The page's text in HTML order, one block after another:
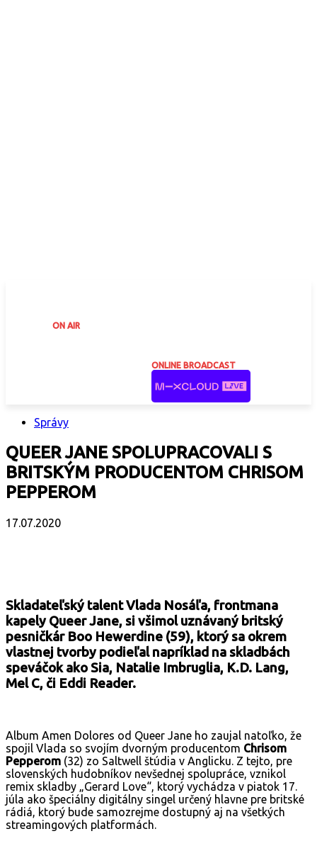
ON AIR
ONLINE BROADCAST
Správy
QUEER JANE SPOLUPRACOVALI S
BRITSKÝM PRODUCENTOM CHRISOM
PEPPEROM
17.07.2020
Skladateľský talent Vlada Nosáľa, frontmana
kapely Queer Jane, si všimol uznávaný britský
pesničkár Boo Hewerdine (59), ktorý sa okrem
vlastnej tvorby podieľal napríklad na skladbách
speváčok ako Sia, Natalie Imbruglia, K.D. Lang,
Mel C, či Eddi Reader.
Album Amen Dolores od Queer Jane ho zaujal natoľko, že
spojil Vlada so svojím dvorným producentom Chrisom
Pepperom (32) zo Saltwell štúdia v Anglicku. Z tejto, pre
slovenských hudobníkov nevšednej spolupráce, vznikol
remix skladby „Gerard Love“, ktorý vychádza v piatok 17.
júla ako špeciálny digitálny singel určený hlavne pre britské
rádiá, ktorý bude samozrejme dostupný aj na všetkých
streamingových platformách.